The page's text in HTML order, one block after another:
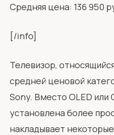
Средняя цена: 136 950
[/info]
Телевизор,
средней ценовой
Sony. Вместо OLED или
установлена более
накладывает